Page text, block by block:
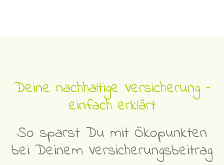
Deine nachhaltige Versicherung –
einfach erklärt
So sparst Du mit Ökopunkten
bei Deinem Versicherungsbeitrag